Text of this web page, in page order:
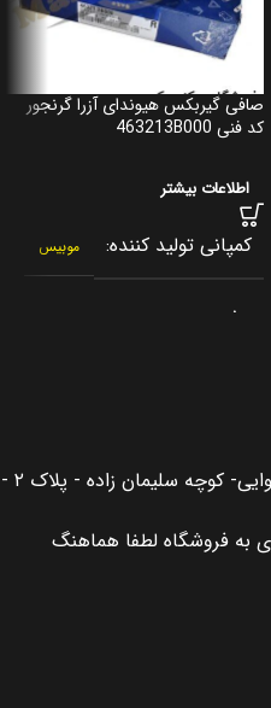
صافی گیربکس هیوندای آزرا گرنجور
کد فنی 463213B000
اطلاعات بیشتر
کمپانی تولید کننده موبیس
برند
مناسب برای
تهران - خیابان ملت - کوچه قدیم نوایی- کوچه سلیمان زاده - پلاک ۲ -
به فروشگاه لطفا هماهنگ